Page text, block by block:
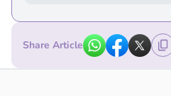
Share Article